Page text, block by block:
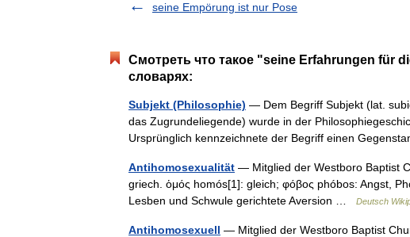
seine Empörung ist nur Pose
Смотреть что такое "seine Erfahrungen für
словарях:
Subjekt (Philosophie) — Dem Begriff Subjekt (lat.
das Zugrundeliegende) wurde in der
Ursprünglich kennzeichnete der Begriff einen
Antihomosexualität — Mitglied der Westboro Baptist
griech. ὁμός homós[1]: gleich; φόβος phóbos: Angst,
Lesben und Schwule gerichtete Aversion …
Deutsch
Antihomosexuell — Mitglied der Westboro Baptist